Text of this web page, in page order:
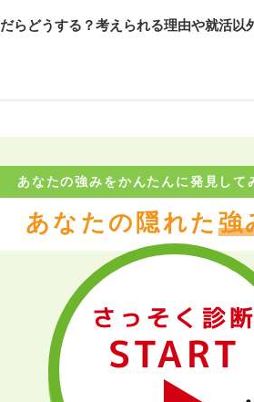
らどうする？考えられる理由や就活以
あなたの強みをかんたんに発見して
あなたの隠れた強
さっそく診断
START